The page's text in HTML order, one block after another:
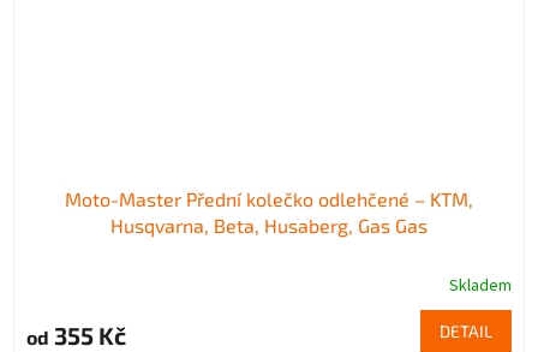
Moto-Master Přední kolečko odlehčené – KTM,
Husqvarna, Beta, Husaberg, Gas Gas
Skladem
od 355 Kč DETAIL